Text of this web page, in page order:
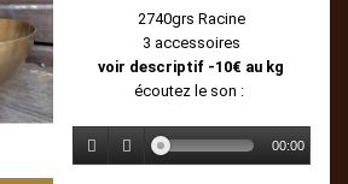
2740grs Racine
3 accessoires
voir descriptif -10€ au kg
écoutez le son :
00:00